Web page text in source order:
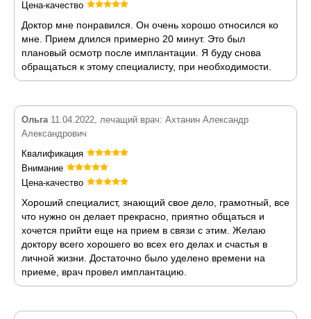
Цена-качество
Доктор мне понравился. Он очень хорошо относился ко
мне. Прием длился примерно 20 минут. Это был
плановый осмотр после имплантации. Я буду снова
обращаться к этому специалисту, при необходимости.
Ольга11.04.2022, лечащий врач: Ахтанин Александр
Александрович
Квалификация
Внимание
Цена-качество
Хороший специалист, знающий свое дело, грамотный, все
что нужно он делает прекрасно, приятно общаться и
хочется прийти еще на прием в связи с этим. Желаю
доктору всего хорошего во всех его делах и счастья в
личной жизни. Достаточно было уделено времени на
приеме, врач провел имплантацию.